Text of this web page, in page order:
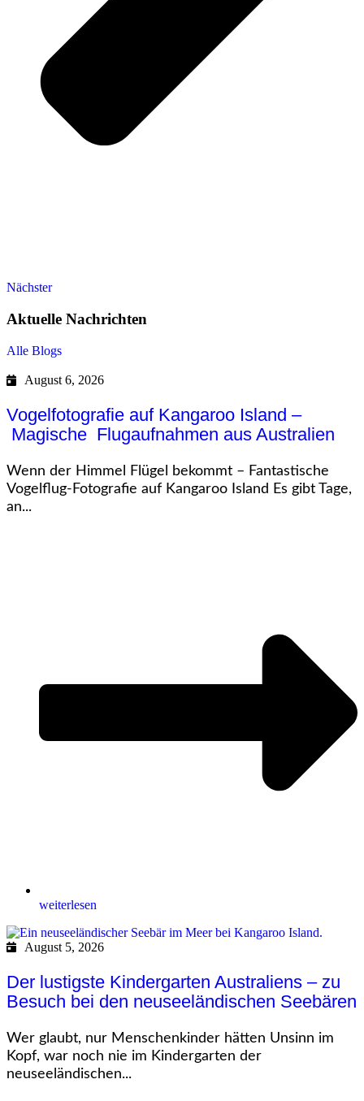
Nächster
Aktuelle Nachrichten
Alle Blogs
August 6, 2026
Vogelfotografie auf Kangaroo Island –
Magische Flugaufnahmen aus Australien
Wenn der Himmel Flügel bekommt – Fantastische
Vogelflug-Fotografie auf Kangaroo Island Es gibt Tage,
an...
weiterlesen
August 5, 2026
Der lustigste Kindergarten Australiens – zu
Besuch bei den neuseeländischen Seebären
Wer glaubt, nur Menschenkinder hätten Unsinn im
Kopf, war noch nie im Kindergarten der
neuseeländischen...